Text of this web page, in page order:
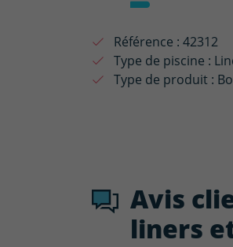
Référence : 42312
Type de piscine :
Type de produit :
Avis
liners